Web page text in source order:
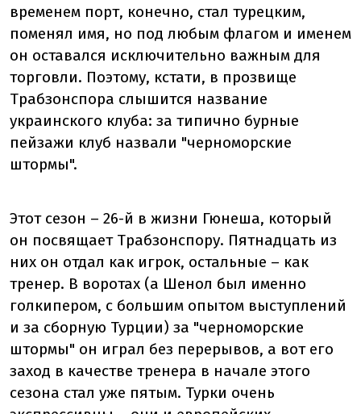
временем порт, конечно, стал турецким,
поменял имя, но под любым флагом и именем
он оставался исключительно важным для
торговли. Поэтому, кстати, в прозвище
Трабзонспора слышится название
украинского клуба: за типично бурные
пейзажи клуб назвали "черноморские
штормы".
Этот сезон – 26-й в жизни Гюнеша, который
он посвящает Трабзонспору. Пятнадцать из
них он отдал как игрок, остальные – как
тренер. В воротах (а Шенол был именно
голкипером, с большим опытом выступлений
и за сборную Турции) за "черноморские
штормы" он играл без перерывов, а вот его
заход в качестве тренера в начале этого
сезона стал уже пятым. Турки очень